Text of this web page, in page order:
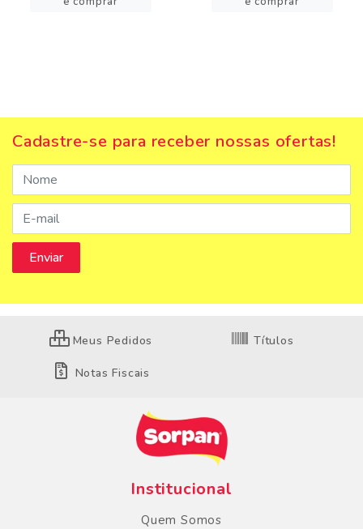
Cadastre-se para receber nossas ofertas!
Meus Pedidos Títulos
Notas Fiscais
Institucional
Quem Somos